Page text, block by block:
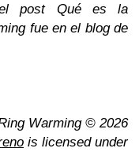
post Qué es la
fue en el blog de
Warming © 2026
is licensed under